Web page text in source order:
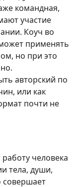
командная,
участие
Коуч во
применять
но при это
авторский по
или как
почти не
человека
тела, души,
совершает